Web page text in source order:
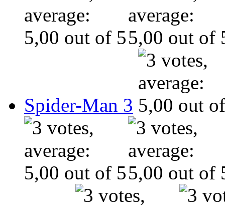
Spider-Man 3